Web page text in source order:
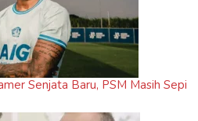
Senjata Baru, PSM Masih Sepi